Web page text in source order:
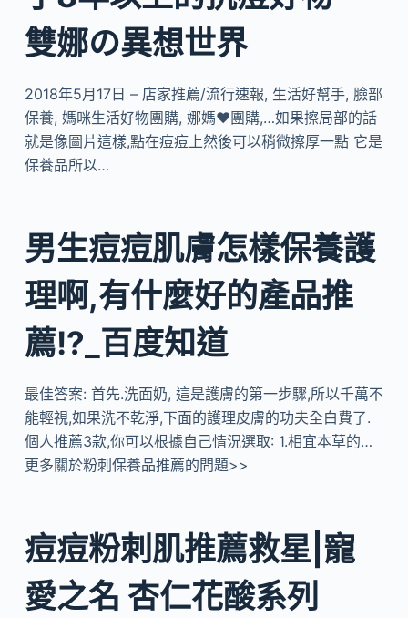
雙娜の異想世界
2018年5月17日 – 店家推薦/流行速報, 生活好幫手, 臉部
保養, 媽咪生活好物團購, 娜媽❤團購,…如果擦局部的話
就是像圖片這樣,點在痘痘上然後可以稍微擦厚一點 它是
保養品所以…
男生痘痘肌膚怎樣保養護
理啊,有什麼好的產品推
薦!?_百度知道
最佳答案: 首先.洗面奶, 這是護膚的第一步驟,所以千萬不
能輕視,如果洗不乾淨,下面的護理皮膚的功夫全白費了.
個人推薦3款,你可以根據自己情況選取: 1.相宜本草的…
更多關於粉刺保養品推薦的問題>>
痘痘粉刺肌推薦救星|寵
愛之名 杏仁花酸系列